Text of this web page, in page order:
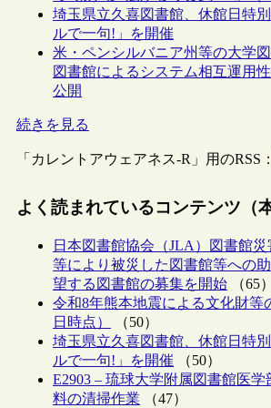
埼玉県立久喜図書館、休館日特
ルで一句!」を開催
米・ペンシルバニア州等の大学
図書館によるシステム相互運用
公開
続きを見る
「カレントアウェアネス-R」用のRSS：
よく読まれているコンテンツ（
日本図書館協会（JLA）図書館
等により被災した図書館等への
望する図書館の募集を開始 （65）
令和8年熊本地震による文化財等
日時点）
（50）
埼玉県立久喜図書館、休館日特
ルで一句!」を開催 （50）
E2903 – 琉球大学附属図書館医
料の清掃作業 （47）